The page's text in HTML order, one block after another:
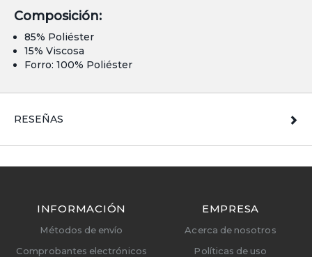
Composición:
85% Poliéster
15% Viscosa
Forro: 100% Poliéster
RESEÑAS
INFORMACIÓN
Métodos de envío
Comprobantes electrónicos
EMPRESA
Acerca de nosotros
Políticas de uso